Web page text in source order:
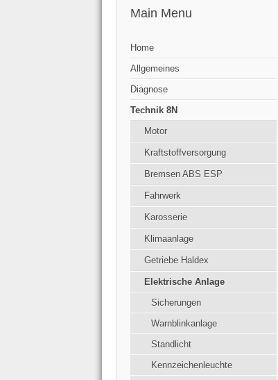
Main Menu
Home
Allgemeines
Diagnose
Technik 8N
Motor
Kraftstoffversorgung
Bremsen ABS ESP
Fahrwerk
Karosserie
Klimaanlage
Getriebe Haldex
Elektrische Anlage
Sicherungen
Warnblinkanlage
Standlicht
Kennzeichenleuchte